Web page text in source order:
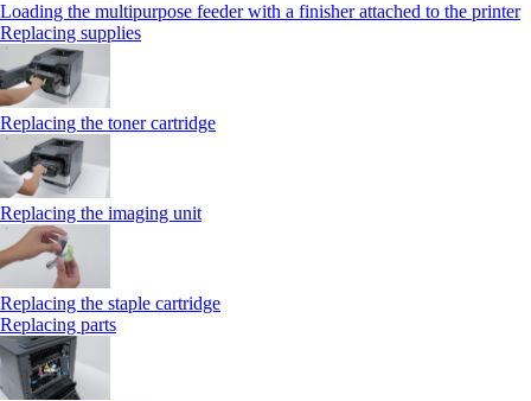
Loading the multipurpose feeder with a finisher attached to the printer
Replacing supplies
Replacing the toner cartridge
Replacing the imaging unit
Replacing the staple cartridge
Replacing parts